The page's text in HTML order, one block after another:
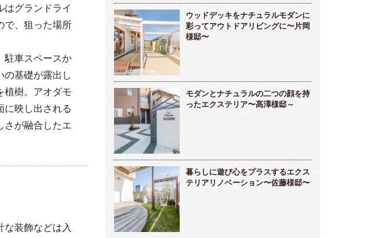
グランドライ
で、狙った場所
駐車スペースか
の基礎が露出し
植樹。アオダモ
映し出される
さが融合したエ
な装飾などは入
ウッドデッキをナチュラルモダンに
彩ってアウトドアリビングに〜片岡
様邸〜
モダンとナチュラルの二つの顔を持
ったエクステリア〜髙澤様邸～
暮らしに遊び心をプラスするエクス
テリアリノベーション〜佐藤様邸〜